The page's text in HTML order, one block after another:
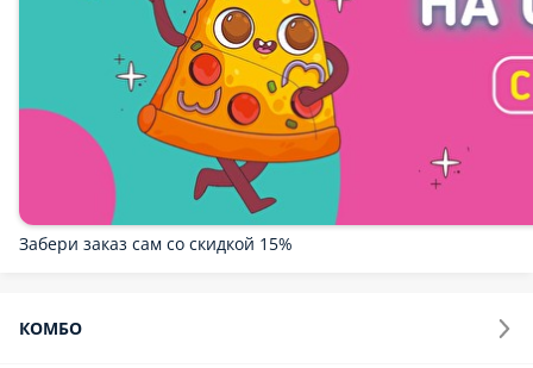
Забери заказ сам со скидкой 15%
КОМБО